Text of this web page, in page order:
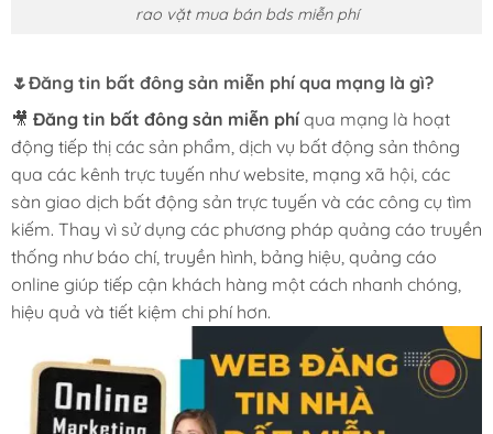
rao vặt mua bán bds miễn phí
🌷Đăng tin bất đông sản miễn phí qua mạng là gì?
🎥 Đăng tin bất đông sản miễn phí qua mạng là hoạt
động tiếp thị các sản phẩm, dịch vụ bất động sản thông
qua các kênh trực tuyến như website, mạng xã hội, các
sàn giao dịch bất động sản trực tuyến và các công cụ tìm
kiếm. Thay vì sử dụng các phương pháp quảng cáo truyền
thống như báo chí, truyền hình, bảng hiệu, quảng cáo
online giúp tiếp cận khách hàng một cách nhanh chóng,
hiệu quả và tiết kiệm chi phí hơn.